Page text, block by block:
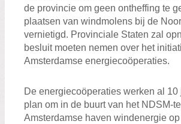
de provincie om geen ontheffing te
plaatsen van windmolens bij de
vernietigd. Provinciale Staten zal
besluit moeten nemen over het
Amsterdamse energiecoöperaties.
De energiecoöperaties werken al 10
plan om in de buurt van het NDSM-
Amsterdamse haven windenergie